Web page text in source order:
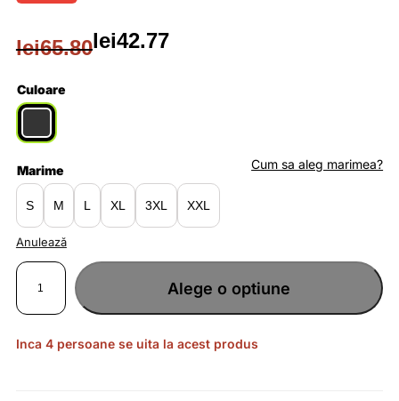
lei65.80
Prețul
inițial
a
fost:
lei65.80.
lei42.77
Prețul
curent
este:
lei42.77.
Culoare
Marime
XL XXL
S M L 3XL
Anulează
Cum sa aleg marimea?
Cantitate
pentru
Core
din
moale
cu
Alege o optiune
Inca 4 persoane se uita la acest produs